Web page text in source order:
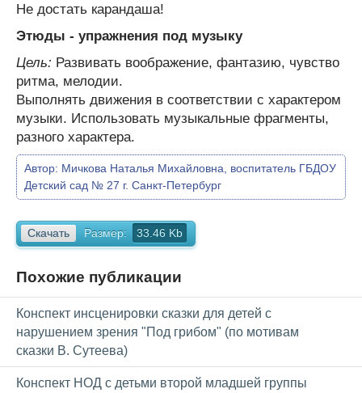
Не достать карандаша!
Этюды - упражнения под музыку
Цель: Развивать воображение, фантазию, чувство
ритма, мелодии.
Выполнять движения в соответствии с характером
музыки. Использовать музыкальные фрагменты,
разного характера.
Автор: Мичкова Наталья Михайловна, воспитатель ГБДОУ
Детский сад № 27 г. Санкт-Петербург
Скачать Размер: 33.46 Kb
Похожие публикации
Конспект инсценировки сказки для детей с
нарушением зрения "Под грибом" (по мотивам
сказки В. Сутеева)
Конспект НОД с детьми второй младшей группы